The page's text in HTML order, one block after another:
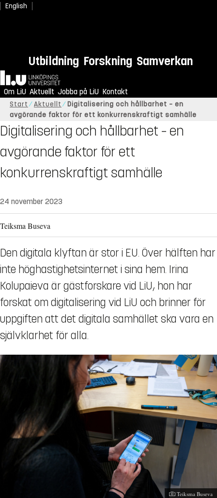
English
Utbildning Forskning Samverkan
Hem
Om LiU Aktuellt Jobba på LiU Kontakt
Start Aktuellt
Digitalisering och hållbarhet – en
avgörande faktor för ett konkurrenskraftigt samhälle
Digitalisering och hållbarhet – en
avgörande faktor för ett
konkurrenskraftigt samhälle
24 november 2023
Teiksma Buseva
Den digitala klyftan är stor i EU. Över hälften har
inte höghastighetsinternet i sina hem. Irina
Kolupaieva är gästforskare vid LiU, hon har
forskat om digitalisering vid LiU och brinner för
uppgiften att det digitala samhället ska vara en
självklarhet för alla.
Fotograf:
Teiksma Buseva